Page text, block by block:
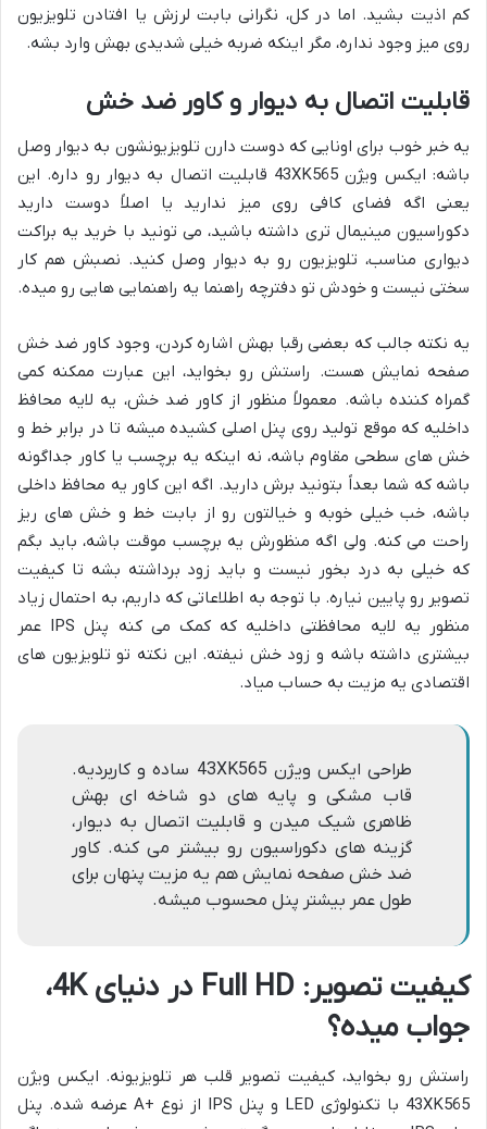
کم اذیت بشید. اما در کل، نگرانی بابت لرزش یا افتادن تلویزیون
روی میز وجود نداره، مگر اینکه ضربه خیلی شدیدی بهش وارد بشه.
قابلیت اتصال به دیوار و کاور ضد خش
یه خبر خوب برای اونایی که دوست دارن تلویزیونشون به دیوار وصل
باشه: ایکس ویژن 43XK565 قابلیت اتصال به دیوار رو داره. این
یعنی اگه فضای کافی روی میز ندارید یا اصلاً دوست دارید
دکوراسیون مینیمال تری داشته باشید، می تونید با خرید یه براکت
دیواری مناسب، تلویزیون رو به دیوار وصل کنید. نصبش هم کار
سختی نیست و خودش تو دفترچه راهنما یه راهنمایی هایی رو میده.
یه نکته جالب که بعضی رقبا بهش اشاره کردن، وجود کاور ضد خش
صفحه نمایش هست. راستش رو بخواید، این عبارت ممکنه کمی
گمراه کننده باشه. معمولاً منظور از کاور ضد خش، یه لایه محافظ
داخلیه که موقع تولید روی پنل اصلی کشیده میشه تا در برابر خط و
خش های سطحی مقاوم باشه، نه اینکه یه برچسب یا کاور جداگونه
باشه که شما بعداً بتونید برش دارید. اگه این کاور یه محافظ داخلی
باشه، خب خیلی خوبه و خیالتون رو از بابت خط و خش های ریز
راحت می کنه. ولی اگه منظورش یه برچسب موقت باشه، باید بگم
که خیلی به درد بخور نیست و باید زود برداشته بشه تا کیفیت
تصویر رو پایین نیاره. با توجه به اطلاعاتی که داریم، به احتمال زیاد
منظور یه لایه محافظتی داخلیه که کمک می کنه پنل IPS عمر
بیشتری داشته باشه و زود خش نیفته. این نکته تو تلویزیون های
اقتصادی یه مزیت به حساب میاد.
طراحی ایکس ویژن 43XK565 ساده و کاربردیه.
قاب مشکی و پایه های دو شاخه ای بهش
ظاهری شیک میدن و قابلیت اتصال به دیوار،
گزینه های دکوراسیون رو بیشتر می کنه. کاور
ضد خش صفحه نمایش هم یه مزیت پنهان برای
طول عمر بیشتر پنل محسوب میشه.
کیفیت تصویر: Full HD در دنیای 4K،
جواب میده؟
راستش رو بخواید، کیفیت تصویر قلب هر تلویزیونه. ایکس ویژن
43XK565 با تکنولوژی LED و پنل IPS از نوع +A عرضه شده. پنل